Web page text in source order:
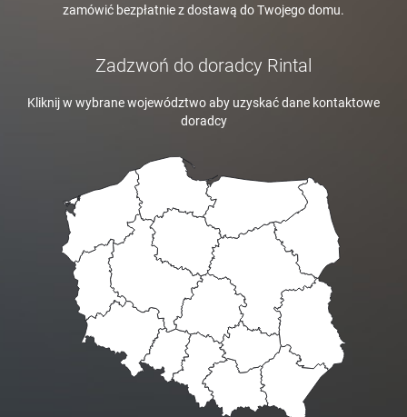
zamówić bezpłatnie z dostawą do Twojego domu.
Zadzwoń do doradcy Rintal
Kliknij w wybrane województwo aby uzyskać dane kontaktowe
doradcy